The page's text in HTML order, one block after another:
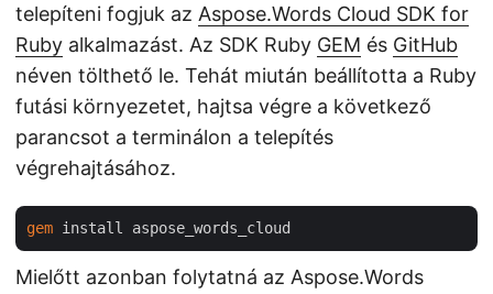
telepíteni fogjuk az Aspose.Words Cloud SDK for
Ruby alkalmazást. Az SDK Ruby GEM és GitHub
néven tölthető le. Tehát miután beállította a Ruby
futási környezetet, hajtsa végre a következő
parancsot a terminálon a telepítés
végrehajtásához.
gem
Mielőtt azonban folytatná az Aspose.Words